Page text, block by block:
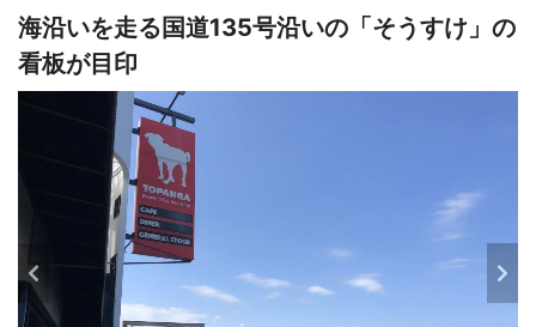
海沿いを走る国道135号沿いの「そうすけ」の
看板が目印